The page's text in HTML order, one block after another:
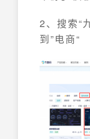
2、搜索“
到”电商“